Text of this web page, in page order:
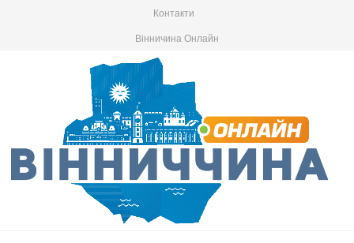
Контакти
Вінничина Онлайн